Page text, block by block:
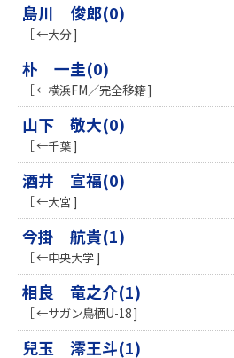
島川 俊郎(0)
［ ←大分 ]
朴 一圭(0)
［ ←横浜FM／完全移籍 ]
山下 敬大(0)
［ ←千葉 ]
酒井 宣福(0)
［ ←大宮 ]
今掛 航貴(1)
［ ←中央大学 ]
相良 竜之介(1)
［ ←サガン鳥栖U-18 ]
兒玉 澪王斗(1)